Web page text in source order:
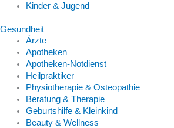
Kinder & Jugend
Gesundheit
Ärzte
Apotheken
Apotheken-Notdienst
Heilpraktiker
Physiotherapie & Osteopathie
Beratung & Therapie
Geburtshilfe & Kleinkind
Beauty & Wellness